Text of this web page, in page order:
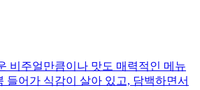
비주얼만큼이나 맛도 매력적인 메뉴
들어가 식감이 살아 있고, 담백하면서